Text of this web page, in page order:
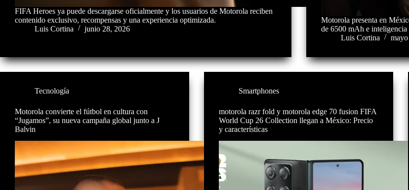
FIFA Heroes ya puede descargarse oficialmente y los usuarios de Motorola reciben
contenido exclusivo, recompensas y una experiencia optimizada.
Luis Cortina
junio 28, 2026
Motorola presenta en
de 6500 mAh e
Luis Cortina
Tecnología
Motorola convierte el fútbol en cultura con
“Jugamos”, su nueva campaña global junto a J
Balvin
Smartphones
motorola razr fold y motorola edge 70 fusion FIFA
World Cup 26 Collection llegan a México: Precio
y características